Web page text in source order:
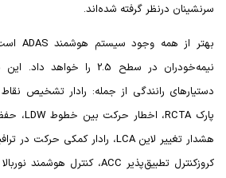
سرنشینان درنظر گرفته شده‌اند.
بهتر از همه وجود سیستم هوشمند ADAS
نیمه‌خودران در سطح 2.5 را
دستیارهای رانندگی از جمله: رادار تشخیص
پارکRCTA، اخطار حرکت بین خطوطLDW،
هشدار تغییر لاینLCA، رادار کمکی حرکت در
کروزکنترل تطبیق‌پذیر ACC، کنترل هوشمند نوربالا